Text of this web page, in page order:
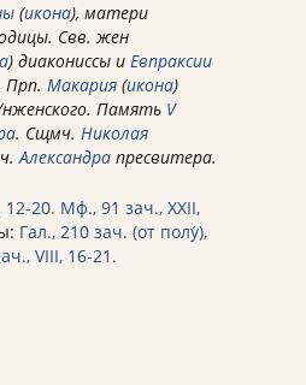
(икона), матери
Свв. жен
) диакониссы и Евпраксии
Прп. Макария (икона)
Память V
. Сщмч. Николая
Александра пресвитера.
12-20. Мф., 91 зач., XXII,
Гал., 210 зач. (от полу́),
VIII, 16-21.